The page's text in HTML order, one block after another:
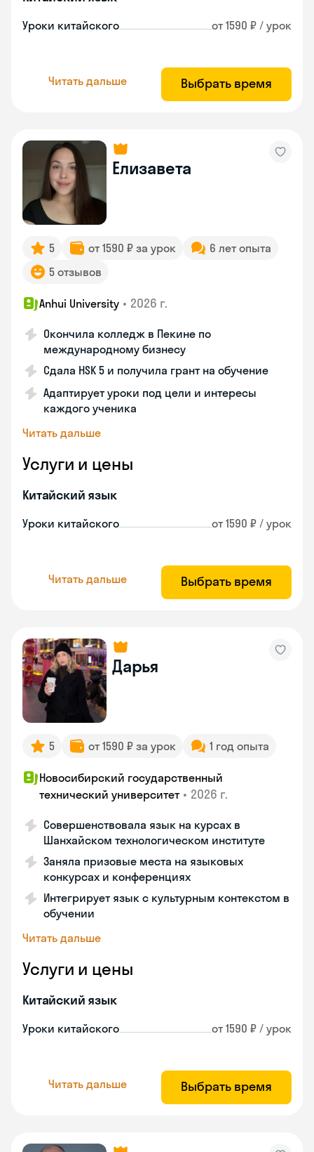
Уроки китайского от 1590 ₽ / урок
Читать дальше Выбрать время
Елизавета
5 от 1590 ₽ за урок
6 лет опыта
5 отзывов
Anhui University • 2026 г.
Окончила колледж в Пекине по
международному бизнесу
Сдала HSK 5 и получила грант на обучение
Адаптирует уроки под цели и интересы
каждого ученика
Читать дальше
Услуги и цены
Китайский язык
Уроки китайского от 1590 ₽ / урок
Читать дальше Выбрать время
Дарья
5 от 1590 ₽ за урок 1 год опыта
Новосибирский государственный
технический университет • 2026 г.
Совершенствовала язык на курсах в
Шанхайском технологическом институте
Заняла призовые места на языковых
конкурсах и конференциях
Интегрирует язык с культурным контекстом в
обучении
Читать дальше
Услуги и цены
Китайский язык
Уроки китайского от 1590 ₽ / урок
Читать дальше Выбрать время